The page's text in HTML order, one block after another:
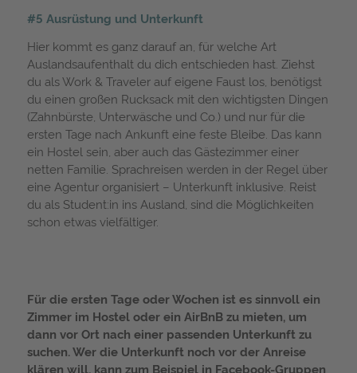
#5 Ausrüstung und Unterkunft
Hier kommt es ganz darauf an, für welche Art
Auslandsaufenthalt du dich entschieden hast. Ziehst
du als Work & Traveler auf eigene Faust los, benötigst
du einen großen Rucksack mit den wichtigsten Dingen
(Zahnbürste, Unterwäsche und Co.) und nur für die
ersten Tage nach Ankunft eine feste Bleibe. Das kann
ein Hostel sein, aber auch das Gästezimmer einer
netten Familie. Sprachreisen werden in der Regel über
eine Agentur organisiert – Unterkunft inklusive. Reist
du als Student:in ins Ausland, sind die Möglichkeiten
schon etwas vielfältiger.
Für die ersten Tage oder Wochen ist es sinnvoll ein
Zimmer im Hostel oder ein AirBnB zu mieten, um
dann vor Ort nach einer passenden Unterkunft zu
suchen. Wer die Unterkunft noch vor der Anreise
klären will, kann zum Beispiel in Facebook-Gruppen